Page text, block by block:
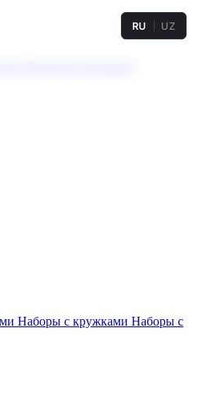
RU UZ
Наборы с кружками Наборы с